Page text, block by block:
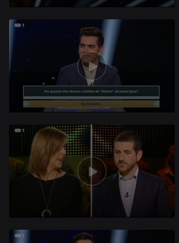
339679